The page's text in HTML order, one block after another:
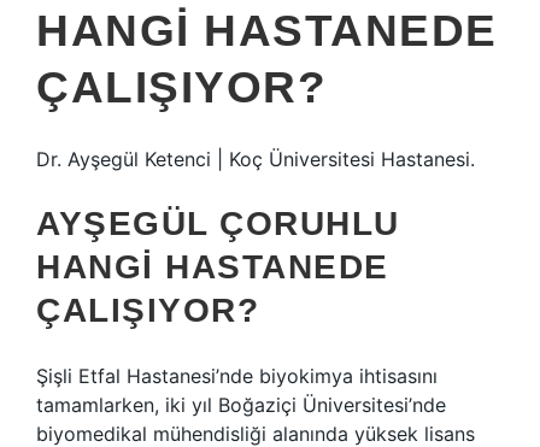
HANGI HASTANEDE
ÇALIŞIYOR?
Dr. Ayşegül Ketenci | Koç Üniversitesi Hastanesi.
AYŞEGÜL ÇORUHLU
HANGI HASTANEDE
ÇALIŞIYOR?
Şişli Etfal Hastanesi’nde biyokimya ihtisasını
tamamlarken, iki yıl Boğaziçi Üniversitesi’nde
biyomedikal mühendisliği alanında yüksek lisans